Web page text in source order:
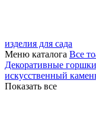
изделия для сада
Меню каталога Все
Декоративные
искусственный
Показать все